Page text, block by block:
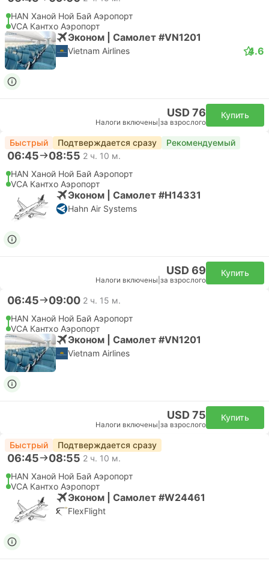
HAN Ханой Ной Бай Аэропорт
VCA Кантхо Аэропорт
Эконом | Самолет #VN1201
Vietnam Airlines 4.6
USD 76
Налоги включены за взрослого
Купить
Быстрый Подтверждается сразу Рекомендуемый
06:45 08:55 2 ч. 10 м.
HAN Ханой Ной Бай Аэропорт
VCA Кантхо Аэропорт
Эконом | Самолет #H14331
Hahn Air Systems
USD 69
Налоги включены за взрослого
Купить
06:45 09:00 2 ч. 15 м.
HAN Ханой Ной Бай Аэропорт
VCA Кантхо Аэропорт
Эконом | Самолет #VN1201
Vietnam Airlines
USD 75
Налоги включены за взрослого
Купить
Быстрый Подтверждается сразу
06:45 08:55 2 ч. 10 м.
HAN Ханой Ной Бай Аэропорт
VCA Кантхо Аэропорт
Эконом | Самолет #W24461
FlexFlight